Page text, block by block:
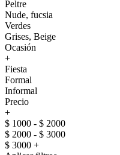
Peltre
Nude, fucsia
Verdes
Grises, Beige
Ocasión
+
Fiesta
Formal
Informal
Precio
+
$ 1000 - $ 2000
$ 2000 - $ 3000
$ 3000 +